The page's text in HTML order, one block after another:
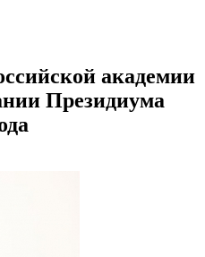
академии
Президиума